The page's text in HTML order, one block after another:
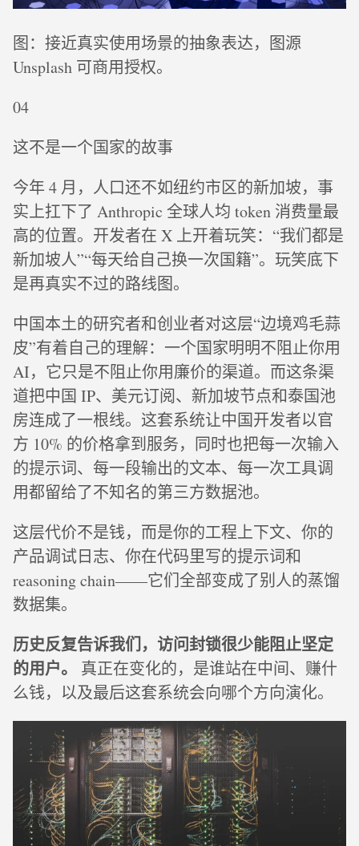
图：接近真实使用场景的抽象表达，图源
Unsplash 可商用授权。
04
这不是一个国家的故事
今年 4 月，人口还不如纽约市区的新加坡，事
实上扛下了 Anthropic 全球人均 token 消费量最
高的位置。开发者在 X 上开着玩笑：“我们都是
新加坡人”“每天给自己换一次国籍”。玩笑底下
是再真实不过的路线图。
中国本土的研究者和创业者对这层“边境鸡毛蒜
皮”有着自己的理解：一个国家明明不阻止你用
AI，它只是不阻止你用廉价的渠道。而这条渠
道把中国 IP、美元订阅、新加坡节点和泰国池
房连成了一根线。这套系统让中国开发者以官
方 10% 的价格拿到服务，同时也把每一次输入
的提示词、每一段输出的文本、每一次工具调
用都留给了不知名的第三方数据池。
这层代价不是钱，而是你的工程上下文、你的
产品调试日志、你在代码里写的提示词和
reasoning chain——它们全部变成了别人的蒸馏
数据集。
历史反复告诉我们，访问封锁很少能阻止坚定
的用户。
真正在变化的，是谁站在中间、赚什
么钱，以及最后这套系统会向哪个方向演化。